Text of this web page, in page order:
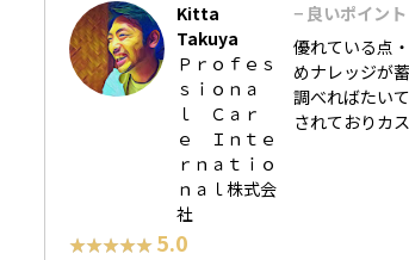
Kitta
Takuya
Ｐｒｏｆｅｓ
ｓｉｏｎａ
ｌ Ｃａｒ
ｅ Ｉｎｔｅ
ｒｎａｔｉｏ
ｎａｌ株式会
社
★★★★★
★★★★★ 5.0
− 良いポイント
優れている点
めナレッジが
調べればたい
されておりカ